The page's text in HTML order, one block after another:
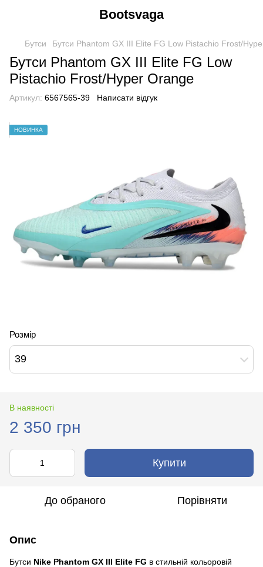
Bootsvaga
Бутси Бутси Phantom GX III Elite FG Low Pistachio Frost/
Бутси Phantom GX III Elite FG Low
Pistachio Frost/Hyper Orange
Артикул: 6567565-39 Написати відгук
НОВИНКА
Розмір
39
В наявності
2 350 грн
Купити
До обраного Порівняти
Опис
Бутси Nike Phantom GX III Elite FG в стильній кольоровій